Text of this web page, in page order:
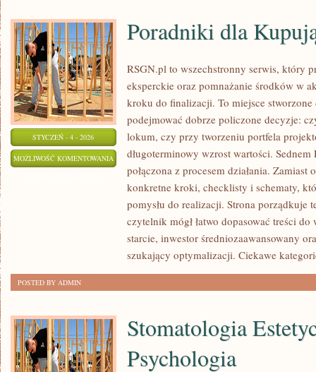
STYCZEŃ - 4 - 2026
MOŻLIWOŚĆ KOMENTOWANIA PORADNIKI
KUPUJĄCYCH
Poradniki dla
RSGN.pl to wszechstronny serwis, który
eksperckie oraz pomnażanie środków w
kroku do finalizacji. To miejsce stworzone
podejmować dobrze policzone decyzje:
lokum, czy przy tworzeniu portfela
długoterminowy wzrost wartości.
połączona z procesem działania.
konkretne kroki, checklisty i schematy,
pomysłu do realizacji. Strona porządkuje
czytelnik mógł łatwo dopasować treści do
starcie, inwestor średniozaawansowany
szukający optymalizacji. Ciekawe
POSTED BY ADMIN
Stomatologia
Psychologia